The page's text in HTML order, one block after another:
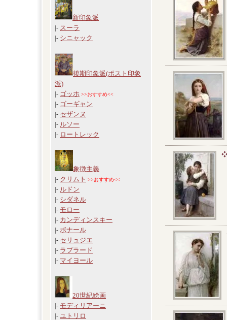
新印象派
|- スーラ
|- シニャック
後期印象派(ポスト印象
派)
|- ゴッホ >>おすすめ<<
|- ゴーギャン
|- セザンヌ
|- ルソー
|- ロートレック
象徴主義
|- クリムト >>おすすめ<<
|- ルドン
|- シダネル
|- モロー
|- カンディンスキー
|- ボナール
|- セリュジエ
|- ラプラード
|- マイヨール
20世紀絵画
|- モディリアーニ
|- ユトリロ